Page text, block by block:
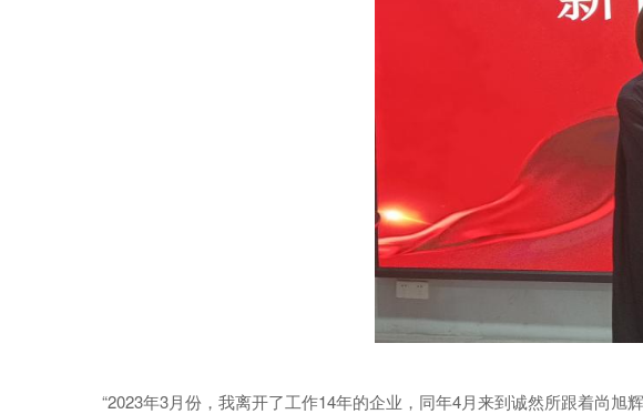
“2023年3月份，我离开了工作14年的企业，同年4月来到诚然所跟着尚旭